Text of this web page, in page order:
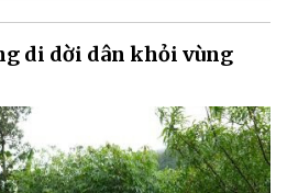
di dời dân khỏi vùng